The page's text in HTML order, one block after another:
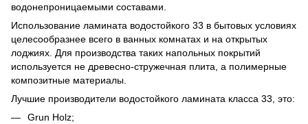
водонепроницаемыми составами.
Использование ламината водостойкого 33 в бытовых условиях
целесообразнее всего в ванных комнатах и на открытых
лоджиях. Для производства таких напольных покрытий
используется не древесно-стружечная плита, а полимерные
композитные материалы.
Лучшие производители водостойкого ламината класса 33, это:
Grun Holz;